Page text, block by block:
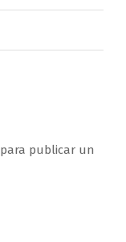
para publicar un